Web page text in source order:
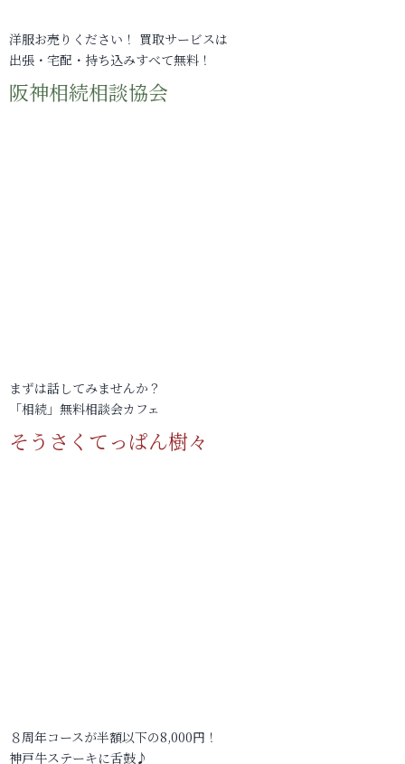
洋服お売りください！ 買取サービスは
出張・宅配・持ち込みすべて無料！
阪神相続相談協会
まずは話してみませんか？
「相続」無料相談会カフェ
そうさくてっぱん樹々
８周年コースが半額以下の8,000円！
神戸牛ステーキに舌鼓♪